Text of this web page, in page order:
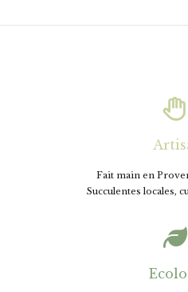

Fait main en
Succulentes locales,
